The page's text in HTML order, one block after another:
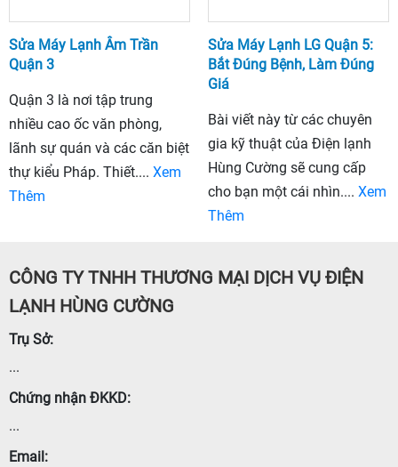
Sửa Máy Lạnh Âm Trần
Quận 3
Quận 3 là nơi tập trung
nhiều cao ốc văn phòng,
lãnh sự quán và các căn biệt
thự kiểu Pháp. Thiết.... Xem
Thêm
Sửa Máy Lạnh LG Quận 5:
Bắt Đúng Bệnh, Làm Đúng
Giá
Bài viết này từ các chuyên
gia kỹ thuật của Điện lạnh
Hùng Cường sẽ cung cấp
cho bạn một cái nhìn.... Xem
Thêm
CÔNG TY TNHH THƯƠNG MẠI DỊCH VỤ ĐIỆN
LẠNH HÙNG CƯỜNG
Trụ Sở:
...
Chứng nhận ĐKKD:
...
Email: